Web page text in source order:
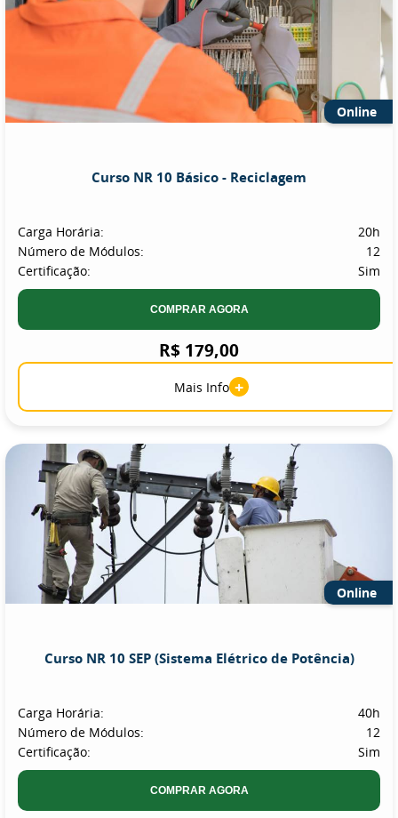
Online
Curso NR 10 Básico - Reciclagem
Carga Horária:
20h
Número de Módulos:
12
Certificação:
Sim
COMPRAR AGORA
R$ 179,00
Mais Info +
Online
Curso NR 10 SEP (Sistema Elétrico de Potência)
Carga Horária:
40h
Número de Módulos:
12
Certificação:
Sim
COMPRAR AGORA